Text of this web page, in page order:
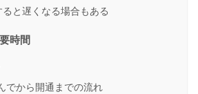
と遅くなる場合もある
時間
でから開通までの流れ